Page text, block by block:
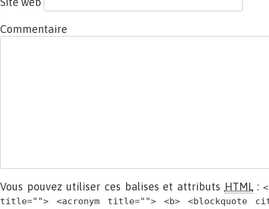
Commentaire
Vous pouvez utiliser ces balises et attributs HTML:
title=""> <acronym title=""> <b> <blockquote